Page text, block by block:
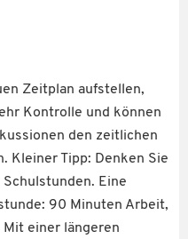
Zeitplan aufstellen,
Kontrolle und können
den zeitlichen
Kleiner Tipp: Denken Sie
Eine
90 Minuten Arbeit,
Mit einer längeren